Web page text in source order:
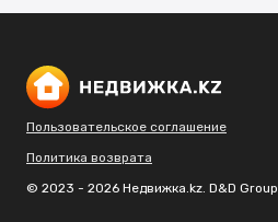
Пользовательское соглашение
Политика возврата
© 2023 - 2026 Недвижка.kz. D&D Group